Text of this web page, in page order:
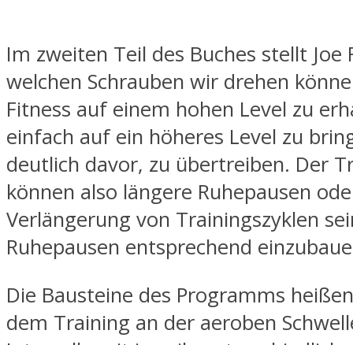
Im zweiten Teil des Buches stellt Joe
welchen Schrauben wir drehen
Fitness auf einem hohen Level zu
einfach auf ein höheres Level zu
deutlich davor, zu übertreiben. Der
können also längere Ruhepausen
Verlängerung von Trainingszyklen
Ruhepausen entsprechend
Die Bausteine des Programms
dem Training an der aeroben